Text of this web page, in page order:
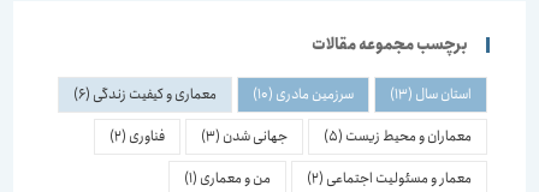
برچسب مجموعه مقالات
استان سال(13) سرزمین مادری(10) معماری و کیفیت زندگی(6)
معماران و محیط زیست(5) جهانی شدن(3) فناوری(2)
معمار و مسئولیت اجتماعی(2) من و معماری(1)